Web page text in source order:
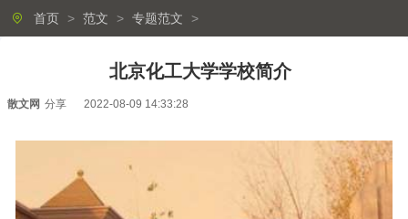
首页 > 范文 > 专题范文 >
北京化工大学学校简介
散文网 分享 2022-08-09 14:33:28